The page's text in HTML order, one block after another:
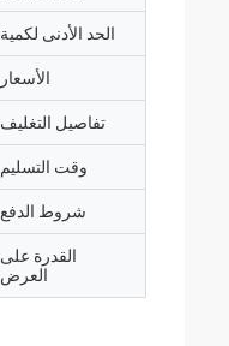
الحد الأدنى لكمية
الأسعار
تفاصيل التغليف
وقت التسليم
شروط الدفع
القدرة على
العرض